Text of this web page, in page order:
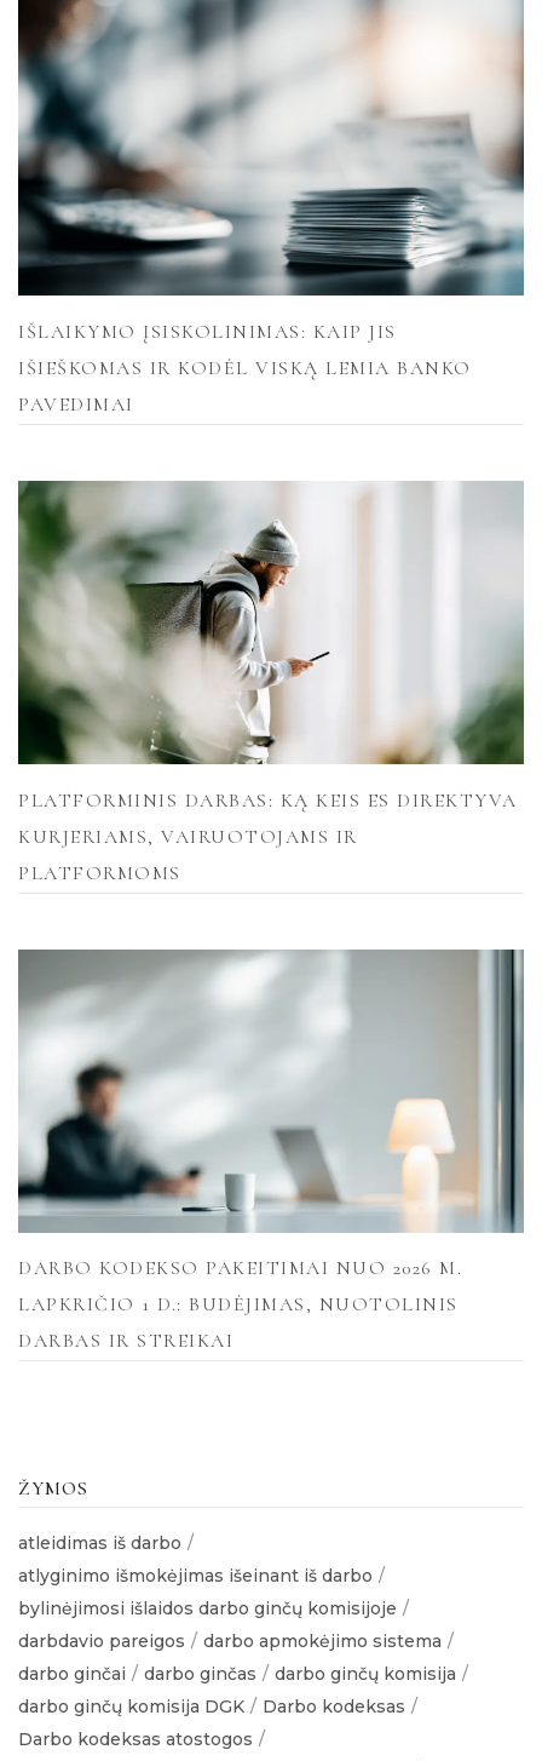
IŠLAIKYMO ĮSISKOLINIMAS: KAIP JIS
IŠIEŠKOMAS IR KODĖL VISKĄ LEMIA BANKO
PAVEDIMAI
PLATFORMINIS DARBAS: KĄ KEIS ES DIREKTYVA
KURJERIAMS, VAIRUOTOJAMS IR
PLATFORMOMS
DARBO KODEKSO PAKEITIMAI NUO 2026 M.
LAPKRIČIO 1 D.: BUDĖJIMAS, NUOTOLINIS
DARBAS IR STREIKAI
ŽYMOS
atleidimas iš darbo
atlyginimo išmokėjimas išeinant iš darbo
bylinėjimosi išlaidos darbo ginčų komisijoje
darbdavio pareigos
darbo apmokėjimo sistema
darbo ginčai
darbo ginčas
darbo ginčų komisija
darbo ginčų komisija DGK
Darbo kodeksas
Darbo kodeksas atostogos